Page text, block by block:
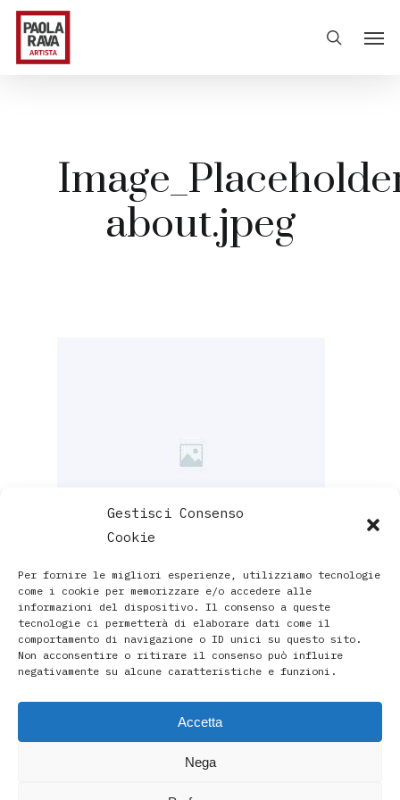
Gestisci Consenso
Cookie
Per fornire le migliori esperienze, utilizziamo tecnologie
come i cookie per memorizzare e/o accedere alle
informazioni del dispositivo. Il consenso a queste
tecnologie ci permetterà di elaborare dati come il
comportamento di navigazione o ID unici su questo sito.
Non acconsentire o ritirare il consenso può influire
negativamente su alcune caratteristiche e funzioni.
Accetta
Nega
about.jpeg
Paola Rava | Artista, Pittrice, Astrologa e Ricercatrice